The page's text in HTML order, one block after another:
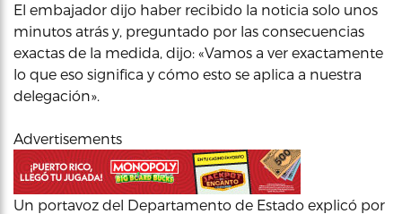
El embajador dijo haber recibido la noticia solo unos
minutos atrás y, preguntado por las consecuencias
exactas de la medida, dijo: «Vamos a ver exactamente
lo que eso significa y cómo esto se aplica a nuestra
delegación».
Advertisements
Un portavoz del Departamento de Estado explicó por